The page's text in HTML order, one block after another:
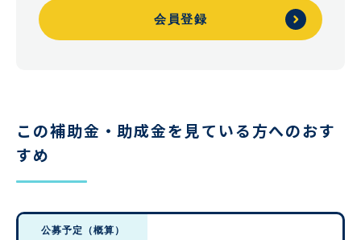
会員登録
この補助金・助成金を見ている方へのおす
すめ
公募予定（概算）